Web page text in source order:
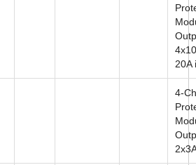
20A
4-